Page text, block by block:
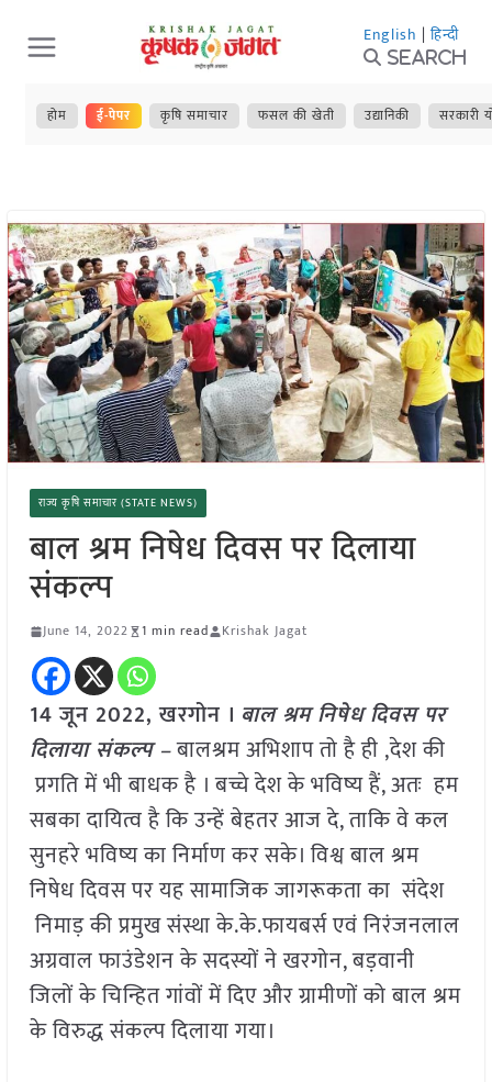
Skip
to
content
English | हिन्दी
Search
होम ई-पेपर कृषि समाचार फसल की खेती उद्यानिकी सरकारी
राज्य कृषि समाचार (STATE NEWS)
बाल श्रम निषेध दिवस पर दिलाया
संकल्प
June 14, 2022 1 min read Krishak Jagat
14 जून 2022, खरगोन । बाल श्रम निषेध दिवस पर
दिलाया संकल्प –बालश्रम अभिशाप तो है ही ,देश की
प्रगति में भी बाधक है । बच्चे देश के भविष्य हैं, अतः हम
सबका दायित्व है कि उन्हें बेहतर आज दे, ताकि वे कल
सुनहरे भविष्य का निर्माण कर सके। विश्व बाल श्रम
निषेध दिवस पर यह सामाजिक जागरूकता का संदेश
निमाड़ की प्रमुख संस्था के.के.फायबर्स एवं निरंजनलाल
अग्रवाल फाउंडेशन के सदस्यों ने खरगोन, बड़वानी
जिलों के चिन्हित गांवों में दिए और ग्रामीणों को बाल श्रम
के विरुद्ध संकल्प दिलाया गया।